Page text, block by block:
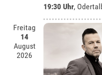
19:30 Uhr,
Freitag
14
August
2026